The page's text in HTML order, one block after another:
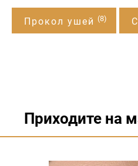
Прокол ушей (8)
Приходите на